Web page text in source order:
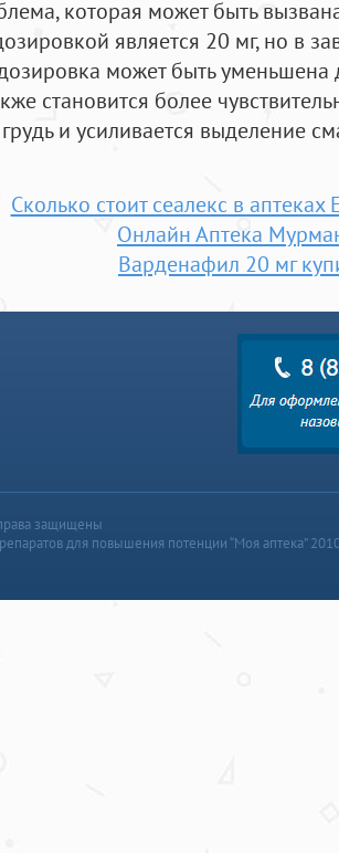
которая может быть
является 20 мг, но в
может быть
становится более
и усиливается выделение
Сколько стоит сеалекс в аптеках
Онлайн Аптека
Варденафил 20 мг
защищены
для повышения потенции “Моя аптека”